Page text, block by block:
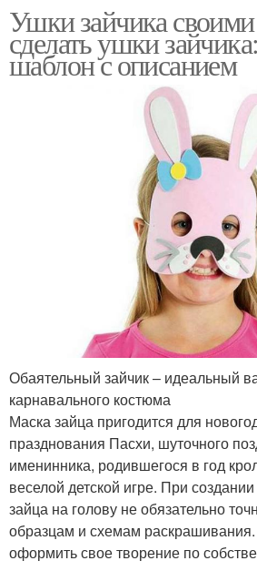
Ушки зайчика
сделать ушки
шаблон с описанием
Обаятельный зайчик – идеальный
карнавального костюма
Маска зайца пригодится для
празднования Пасхи, шуточного
именинника, родившегося в год
веселой детской игре. При
зайца на голову не обязательно
образцам и схемам
оформить свое творение по